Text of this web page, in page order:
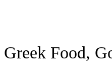
Greek Food,